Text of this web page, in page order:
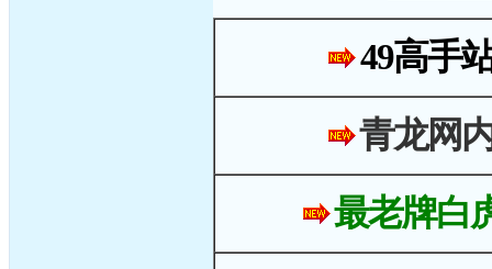
49高手
青龙网
最老牌白